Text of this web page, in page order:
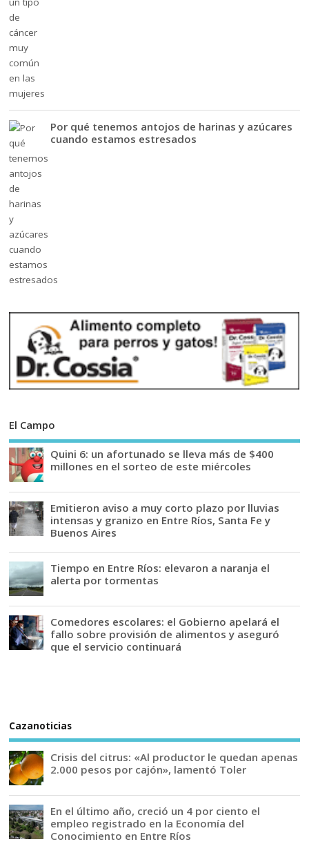
Por qué tenemos antojos de harinas y azúcares
cuando estamos estresados
El Campo
Quini 6: un afortunado se lleva más de $400
millones en el sorteo de este miércoles
Emitieron aviso a muy corto plazo por lluvias
intensas y granizo en Entre Ríos, Santa Fe y
Buenos Aires
Tiempo en Entre Ríos: elevaron a naranja el
alerta por tormentas
Comedores escolares: el Gobierno apelará el
fallo sobre provisión de alimentos y aseguró
que el servicio continuará
Cazanoticias
Crisis del citrus: «Al productor le quedan apenas
2.000 pesos por cajón», lamentó Toler
En el último año, creció un 4 por ciento el
empleo registrado en la Economía del
Conocimiento en Entre Ríos